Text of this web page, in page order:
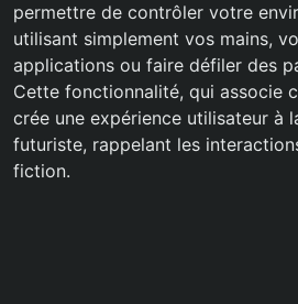
permettre de contrôler votre
utilisant simplement vos mains,
applications ou faire défiler des
Cette fonctionnalité, qui associe
crée une expérience utilisateur à
futuriste, rappelant les
fiction.